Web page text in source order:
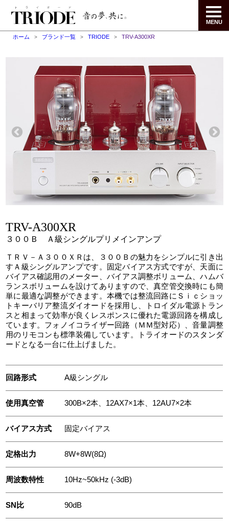
MENU
ホーム ブランド一覧 TRIODE TRV-A300XR
TRV-A300XR
３００Ｂ Ａ級シングルプリメインアンプ
ＴＲＶ－Ａ３００ＸＲは、３００Ｂの魅力をシンプルに引き出
すＡ級シングルアンプです。固定バイアス方式ですが、天面に
バイアス確認用のメーター、バイアス調整ボリューム、ハムバ
ランスボリュームを設けてありますので、真空管交換時にも簡
単に最適な調整ができます。本機では整流回路にＳｉｃショッ
トキーバリア整流ダイオードを採用し、トロイダル電源トラン
スと相まって効率が良くレスポンスに優れた電源回路を構成し
ています。フォノイコライザー回路（ＭＭ型対応）、音量調整
用のリモコンも標準装備しています。トライオードのスタンダ
ードとなる一台に仕上げました。
回路形式 A級シングル
使用真空管 300B×2本、12AX7×1本、12AU7×2本
バイアス方式 固定バイアス
定格出力 8W+8W(8Ω)
周波数特性 10Hz~50kHz (-3dB)
SN比 90dB